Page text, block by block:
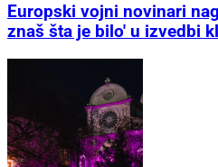
Europski vojni novinari
znaš šta je bilo' u izvedbi